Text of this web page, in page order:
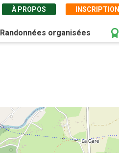
À PROPOS
Randonnées organisées